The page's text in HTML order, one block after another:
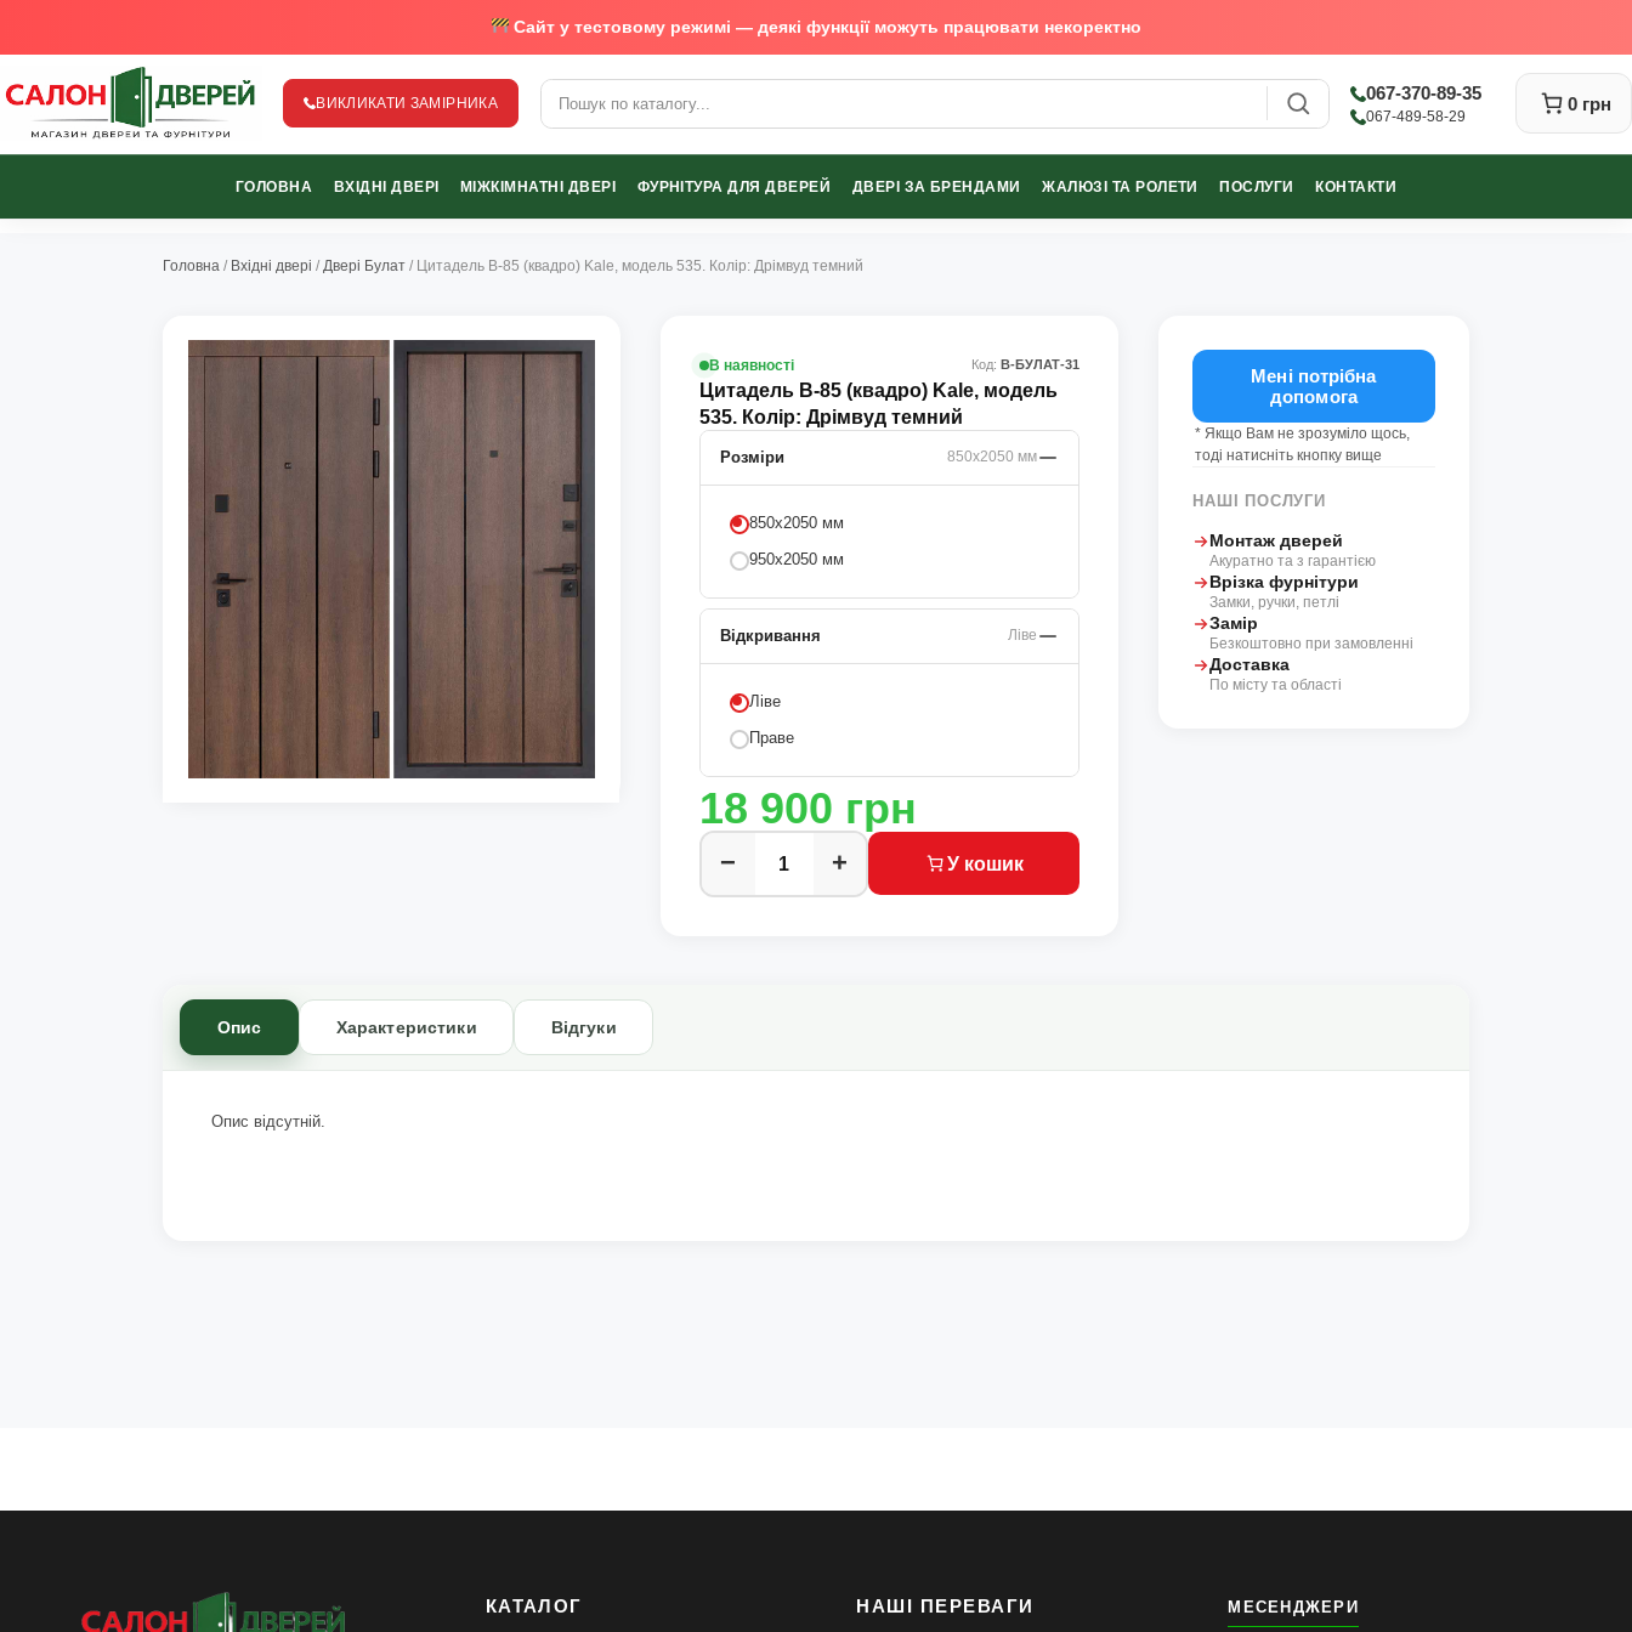
Сайт у тестовому режимі — деякі функції можуть працювати некоректно
salon-dverey.com.ua - великий каталог дверей від найкращих виробників
ВИКЛИКАТИ ЗАМІРНИКА 067-370-89-35
067-489-58-29
0 грн
067-489-58-29
ГОЛОВНА ВХІДНІ ДВЕРІ МІЖКІМНАТНІ ДВЕРІ ФУРНІТУРА ДЛЯ ДВЕРЕЙ ДВЕРІ ЗА БРЕНДАМИ ЖАЛЮЗІ ТА РОЛЕТИ ПОСЛУГИ КОНТАКТИ
Головна / Вхідні двері / Двері Булат / Цитадель В-85 (квадро) Kale, модель 535. Колір: Дрімвуд темний
В наявності Код: В-БУЛАТ-31
Цитадель В-85 (квадро) Kale, модель
535. Колір: Дрімвуд темний
Розміри 850х2050 мм
850х2050 мм
950х2050 мм
Відкривання Ліве
Ліве
Праве
18 900 грн
− + У кошик
Мені потрібна
допомога
* Якщо Вам не зрозуміло щось,
тоді натисніть кнопку вище
НАШІ ПОСЛУГИ
Монтаж дверей
Акуратно та з гарантією
Врізка фурнітури
Замки, ручки, петлі
Замір
Безкоштовно при замовленні
Доставка
По місту та області
Опис Характеристики Відгуки
Опис відсутній.
КАТАЛОГ НАШІ ПЕРЕВАГИ МЕСЕНДЖЕРИ